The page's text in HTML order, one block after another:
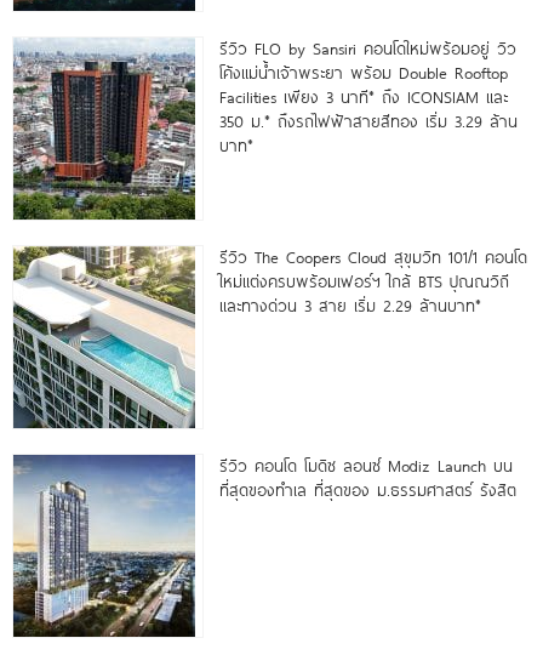
รีวิว FLO by Sansiri คอนโดใหม่พร้อมอยู่ วิว
โค้งแม่น้ำเจ้าพระยา พร้อม Double Rooftop
Facilities เพียง 3 นาที* ถึง ICONSIAM และ
350 ม.* ถึงรถไฟฟ้าสายสีทอง เริ่ม 3.29 ล้าน
บาท*
รีวิว The Coopers Cloud สุขุมวิท 101/1 คอนโด
ใหม่แต่งครบพร้อมเฟอร์ฯ ใกล้ BTS ปุณณวิถี
และทางด่วน 3 สาย เริ่ม 2.29 ล้านบาท*
รีวิว คอนโด โมดิซ ลอนซ์ Modiz Launch บน
ที่สุดของทำเล ที่สุดของ ม.ธรรมศาสตร์ รังสิต